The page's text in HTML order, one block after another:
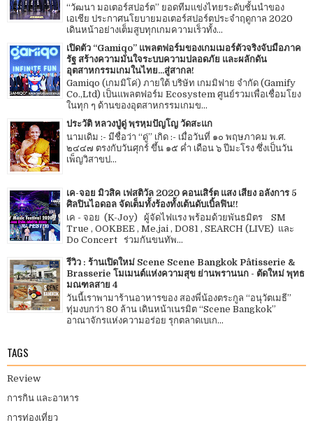
“วัฒนา มอเตอร์สปอร์ต” ยอดทีมแข่งไทยระดับชั้นนำของ
เอเชีย ประกาศนโยบายมอเตอร์สปอร์ตประจำฤดูกาล 2020
เดินหน้าอย่างเต็มสูบทุกเกมความเร็วทั้ง...
เปิดตัว “Gamiqo” แพลตฟอร์มของเกมเมอร์ตัวจริงจับมือภาค
รัฐ สร้างความมั่นใจระบบความปลอดภัย และผลักดัน
อุตสาหกรรมเกมในไทย...สู่สากล!
Gamiqo (เกมมิโค่) ภายใต้ บริษัท เกมมิฟาย จำกัด (Gamify
Co.,Ltd) เป็นแพลตฟอร์ม Ecosystem ศูนย์รวมเพื่อเชื่อมโยง
ในทุก ๆ ด้านของอุตสาหกรรมเกมข...
ประวัติ หลวงปู่ดู่ พฺรหฺมปัญโญ วัดสะแก
นามเดิม :- มีชื่อว่า “ดู่” เกิด :- เมื่อวันที่ ๑๐ พฤษภาคม พ.ศ.
๒๔๔๗ ตรงกับวันศุกร์ ขึ้น ๑๕ ค่ำ เดือน ๖ ปีมะโรง ซึ่งเป็นวัน
เพ็ญวิสาขป...
เค-จอย มิวสิค เฟสติวัล 2020 คอนเสิร์ต แสง เสียง อลังการ 5
ศิลปินไอดอล จัดเต็มทั้งร้องทั้งเต้นดับเบิ้ลฟิน!!
เค - จอย (K-Joy) ผู้จัดไฟแรง พร้อมด้วยพันธมิตร SM
True , OOKBEE , Me.jai , DO81 , SEARCH (LIVE) และ
Do Concert ร่วมกันขนทัพ...
รีวิว : ร้านเปิดใหม่ Scene Scene Bangkok Pâtisserie &
Brasserie โมเมนต์แห่งความสุข ย่านพรานนก - ตัดใหม่ พุทธ
มณฑลสาย 4
วันนี้เราพามาร้านอาหารของ สองพี่น้องตระกูล “อนุวัตเมธี”
ทุ่มงบกว่า 80 ล้าน เดินหน้าเนรมิต “Scene Bangkok”
อาณาจักรแห่งความอร่อย รุกตลาดเบเก...
TAGS
Review
การกิน และอาหาร
การท่องเที่ยว